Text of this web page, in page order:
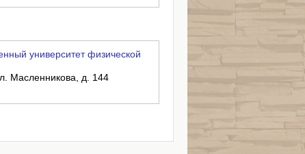
университет физической
Масленникова, д. 144